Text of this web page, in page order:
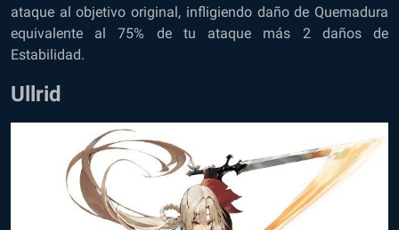
ataque al objetivo original, infligiendo daño de Quemadura
equivalente al 75% de tu ataque más 2 daños de
Estabilidad.
Ullrid